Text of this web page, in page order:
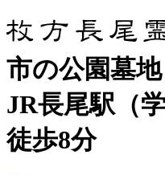
市の公園墓地
JR長尾駅（
徒歩8分